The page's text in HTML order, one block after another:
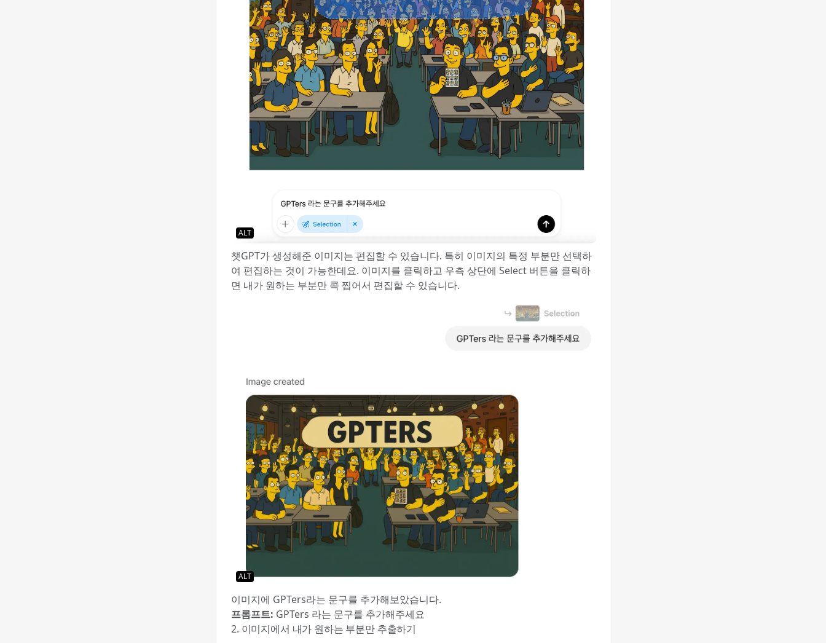
ALT
챗GPT가 생성해준 이미지는 편집할 수 있습니다. 특히 이미지의 특정 부분만 선택하
여 편집하는 것이 가능한데요. 이미지를 클릭하고 우측 상단에 Select 버튼을 클릭하
면 내가 원하는 부분만 콕 찝어서 편집할 수 있습니다.
ALT
이미지에 GPTers라는 문구를 추가해보았습니다.
프롬프트: GPTers 라는 문구를 추가해주세요
2. 이미지에서 내가 원하는 부분만 추출하기